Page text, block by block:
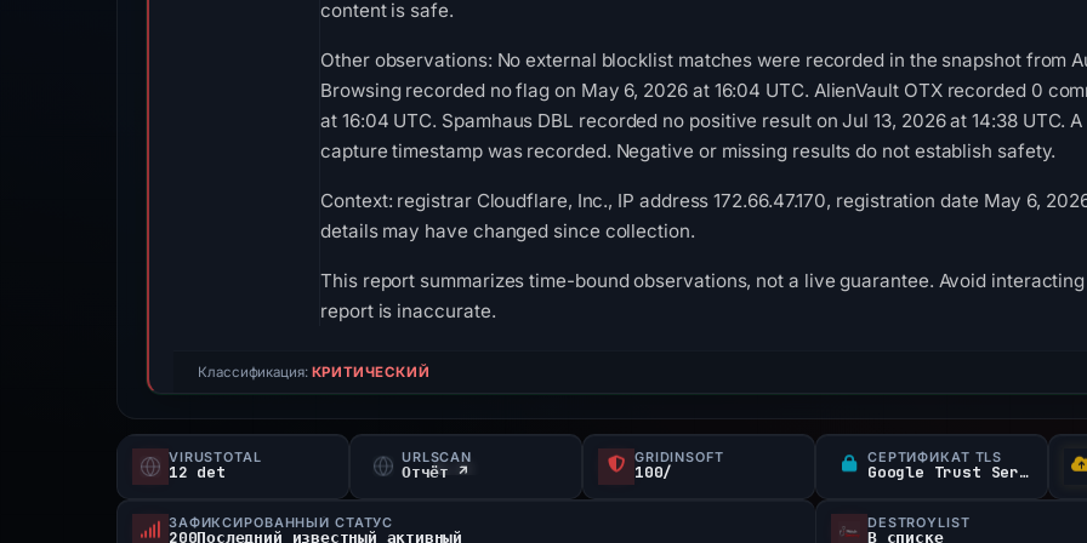
content is safe.
Other observations: No external blocklist matches were recorded in the snapshot from
Browsing recorded no flag on May 6, 2026 at 16:04 UTC. AlienVault OTX recorded 0
at 16:04 UTC. Spamhaus DBL recorded no positive result on Jul 13, 2026 at 14:38 UTC.
capture timestamp was recorded. Negative or missing results do not establish safety.
Context: registrar Cloudflare, Inc., IP address 172.66.47.170, registration date May 6,
details may have changed since collection.
This report summarizes time-bound observations, not a live guarantee. Avoid
report is inaccurate.
Классификация: КРИТИЧЕСКИЙ
VIRUSTOTAL
12 det
URLSCAN
Отчёт ↗
GRIDINSOFT
100/
СЕРТИФИКАТ TLS
Google Trust Services
ЗАФИКСИРОВАННЫЙ СТАТУС
200Последний известный активный
DESTROYLIST
В списке